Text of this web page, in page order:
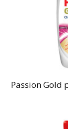
Passion Gold